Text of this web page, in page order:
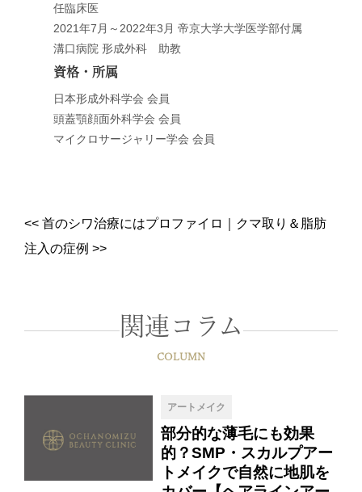
任臨床医
2021年7月～2022年3月 帝京大学大学医学部付属
溝口病院 形成外科 助教
資格・所属
日本形成外科学会 会員
頭蓋顎顔面外科学会 会員
マイクロサージャリー学会 会員
<<首のシワ治療にはプロファイロ
クマ取り＆脂肪
注入の症例 >>
関連コラム
COLUMN
アートメイク
部分的な薄毛にも効果
的？SMP・スカルプアー
トメイクで自然に地肌を